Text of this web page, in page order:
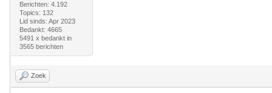
Berichten: 4.192
Topics: 132
Lid sinds: Apr 2023
Bedankt: 4665
5491 x bedankt in
3565 berichten
Zoek